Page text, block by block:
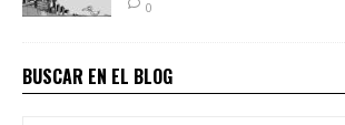
0
BUSCAR EN EL BLOG